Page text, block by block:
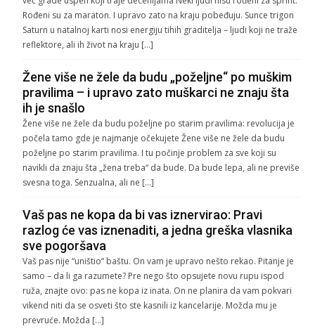
Rođeni su za maraton. I upravo zato na kraju pobeđuju. Sunce trigon
Saturn u natalnoj karti nosi energiju tihih graditelja – ljudi koji ne traže
reflektore, ali ih život na kraju […]
Žene više ne žele da budu „poželjne“ po muškim
pravilima – i upravo zato muškarci ne znaju šta
ih je snašlo
Žene više ne žele da budu poželjne po starim pravilima: revolucija je
počela tamo gde je najmanje očekujete Žene više ne žele da budu
poželjne po starim pravilima. I tu počinje problem za sve koji su
navikli da znaju šta „žena treba“ da bude. Da bude lepa, ali ne previše
svesna toga. Senzualna, ali ne […]
Vaš pas ne kopa da bi vas iznervirao: Pravi
razlog će vas iznenaditi, a jedna greška vlasnika
sve pogoršava
Vaš pas nije “uništio” baštu. On vam je upravo nešto rekao. Pitanje je
samo – da li ga razumete? Pre nego što opsujete novu rupu ispod
ruža, znajte ovo: pas ne kopa iz inata. On ne planira da vam pokvari
vikend niti da se osveti što ste kasnili iz kancelarije. Možda mu je
prevruće. Možda […]